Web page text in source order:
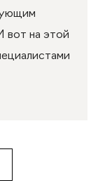
вот на этой